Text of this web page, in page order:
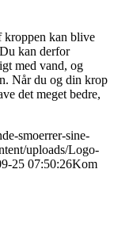
kroppen kan blive
kan derfor
med vand, og
Når du og din krop
det meget bedre,
smoerrer-sine-
uploads/Logo-
25 07:50:26Kom